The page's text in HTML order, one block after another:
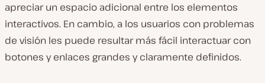
apreciar un espacio adicional entre los elementos
interactivos. En cambio, a los usuarios con problemas
de visión les puede resultar más fácil interactuar con
botones y enlaces grandes y claramente definidos.